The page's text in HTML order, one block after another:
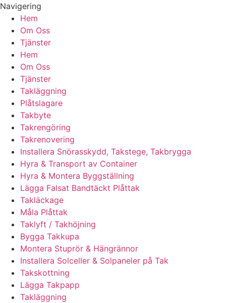
Navigering
Hem
Om Oss
Tjänster
Hem
Om Oss
Tjänster
Takläggning
Plåtslagare
Takbyte
Takrengöring
Takrenovering
Installera Snörasskydd, Takstege, Takbrygga
Hyra & Transport av Container
Hyra & Montera Byggställning
Lägga Falsat Bandtäckt Plåttak
Takläckage
Måla Plåttak
Taklyft / Takhöjning
Bygga Takkupa
Montera Stuprör & Hängrännor
Installera Solceller & Solpaneler på Tak
Takskottning
Lägga Takpapp
Takläggning